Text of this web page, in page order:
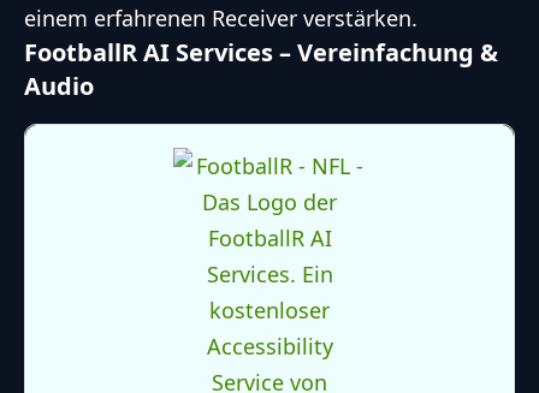
einem erfahrenen Receiver verstärken.
FootballR AI Services – Vereinfachung &
Audio